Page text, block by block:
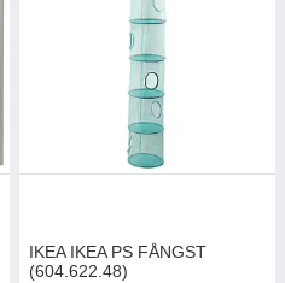
IKEA IKEA PS FÅNGST
(604.622.48)